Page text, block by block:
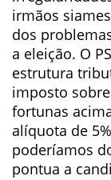
irmãos
dos
a eleição. O
estrutura
imposto
fortunas
alíquota de
poderíamos
pontua a